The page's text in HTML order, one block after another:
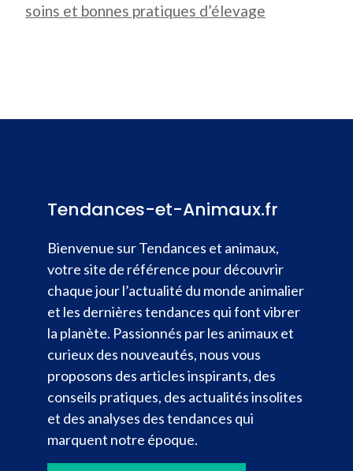
soins et bonnes pratiques d’élevage
Tendances-et-Animaux.fr
Bienvenue sur Tendances et animaux,
votre site de référence pour découvrir
chaque jour l’actualité du monde animalier
et les dernières tendances qui font vibrer
la planète. Passionnés par les animaux et
curieux des nouveautés, nous vous
proposons des articles inspirants, des
conseils pratiques, des actualités insolites
et des analyses des tendances qui
marquent notre époque.